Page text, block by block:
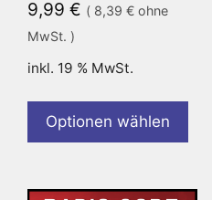
9,99 € ( 8,39 € ohne
MwSt. )
inkl. 19 % MwSt.
Optionen wählen